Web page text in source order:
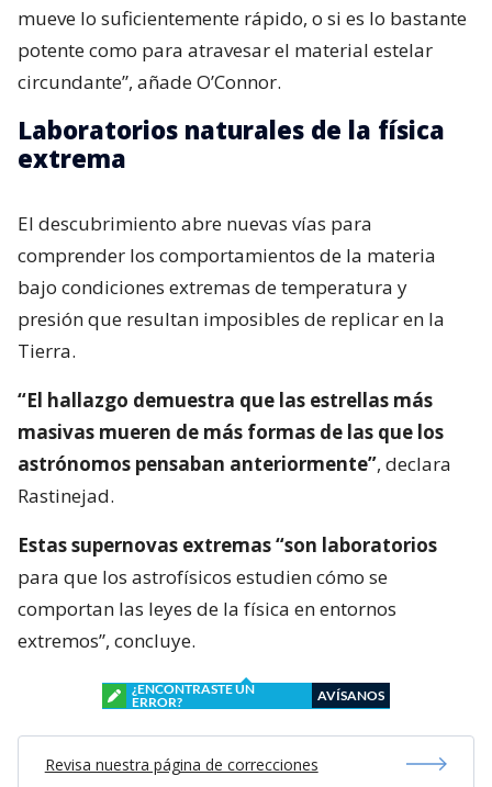
mueve lo suficientemente rápido, o si es lo bastante
potente como para atravesar el material estelar
circundante”, añade O’Connor.
Laboratorios naturales de la física
extrema
El descubrimiento abre nuevas vías para
comprender los comportamientos de la materia
bajo condiciones extremas de temperatura y
presión que resultan imposibles de replicar en la
Tierra.
“El hallazgo demuestra que las estrellas más
masivas mueren de más formas de las que los
astrónomos pensaban anteriormente”, declara
Rastinejad.
Estas supernovas extremas “son laboratorios
para que los astrofísicos estudien cómo se
comportan las leyes de la física en entornos
extremos”, concluye.
¿ENCONTRASTE UN
ERROR?
AVÍSANOS
Revisa nuestra página de correcciones